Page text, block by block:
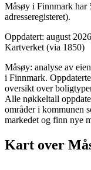
Måsøy i Finnmark har
adresseregisteret).
Oppdatert: august 2026
Kartverket (via 1850)
Måsøy: analyse av
i Finnmark.
oversikt over
Alle nøkkeltall
områder i kommunen
markedet og finn nye
Kart over